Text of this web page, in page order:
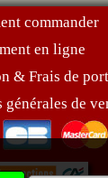
commander
en ligne
& Frais de port
de